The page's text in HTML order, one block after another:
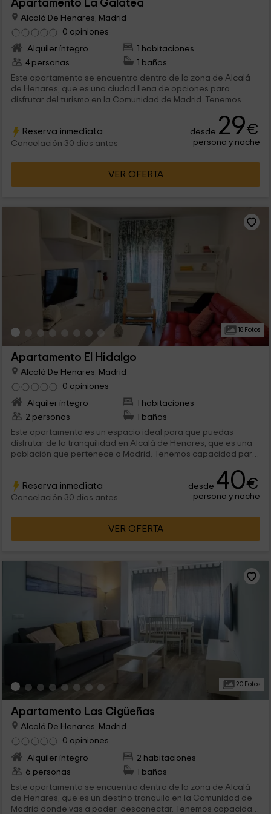
Apartamento La Galatea
Alcalá De Henares, Madrid
0 opiniones
Alquiler íntegro
1 habitaciones
4 personas
1 baños
Este apartamento se encuentra dentro de la zona de Alcalá
de Henares, que es una ciudad llena de opciones para
disfrutar del turismo en la Comunidad de Madrid. Tenemos
apartamento que además, dispone de un dormitorio y un
salón con un amplio sofá cama doble.
Reserva inmediata
Cancelación 30 días antes
desde 29€
persona y noche
VER OFERTA
18 Fotos
Apartamento El Hidalgo
Alcalá De Henares, Madrid
0 opiniones
Alquiler íntegro
1 habitaciones
2 personas
1 baños
Este apartamento es un espacio ideal para que puedas
disfrutar de la tranquilidad en Alcalá de Henares, que es una
población que pertenece a Madrid. Tenemos capacidad para
cómodas y perfectamente equipadas para que te sientas
como en casa.
Reserva inmediata
Cancelación 30 días antes
desde 40€
persona y noche
VER OFERTA
20 Fotos
Apartamento Las Cigüeñas
Alcalá De Henares, Madrid
0 opiniones
Alquiler íntegro
2 habitaciones
6 personas
1 baños
Este apartamento se encuentra dentro de la zona de Alcalá
de Henares, que es un destino tranquilo en la Comunidad de
Madrid donde vas a poder desconectar. Tenemos capacidad